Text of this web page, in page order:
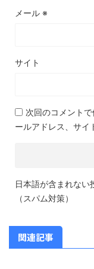
メール ※
サイト
次回のコメント
ールアドレス、サイ
日本語が含まれない
（スパム対策）
関連記事